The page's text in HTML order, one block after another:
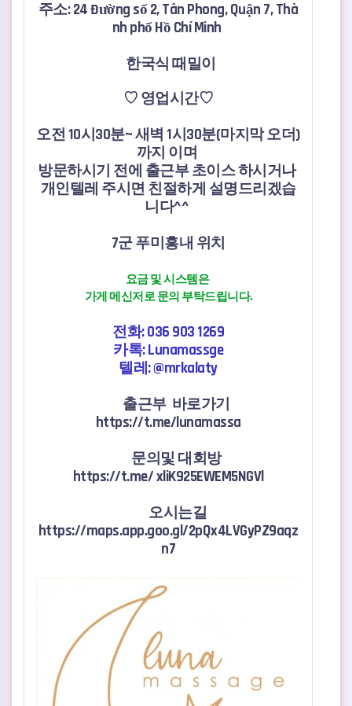
주소: 24 Đường số 2, Tân Phong, Quận 7, Thà
nh phố Hồ Chí Minh
한국식 때밀이
♡ 영업시간♡
오전 10시30분~ 새벽 1시30분(마지막 오더)
까지 이며
방문하시기 전에 출근부 초이스 하시거나
개인텔레 주시면 친절하게 설명드리겠습
니다^^
7군 푸미흥내 위치
요금 및 시스템은
가게 메신저로 문의 부탁드립니다.
전화: 036 903 1269
카톡:Lunamassge
텔레: @mrkalaty
출근부 바로가기
https://t.me/lunamassa
문의및 대회방
https://t.me/ xliK925EWEM5NGVl
오시는길
https://maps.app.goo.gl/2pQx4LVGyPZ9aqz
n7